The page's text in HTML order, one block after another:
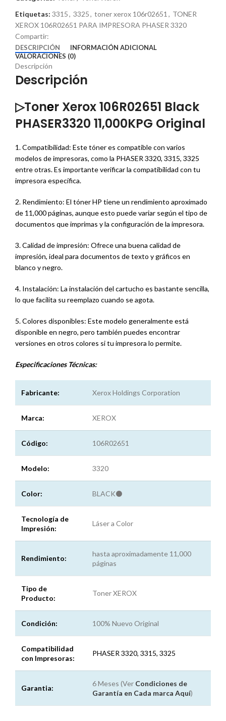
Etiquetas: 3315, 3325, toner xerox 106r02651, TONER
XEROX 106R02651 PARA IMPRESORA PHASER 3320
Compartir:
DESCRIPCIÓN
INFORMACIÓN ADICIONAL
VALORACIONES (0)
Descripción
Descripción
▷Toner Xerox 106R02651 Black
PHASER3320 11,000KPG Original
1. Compatibilidad: Este tóner es compatible con varios
modelos de impresoras, como la PHASER 3320, 3315, 3325
entre otras. Es importante verificar la compatibilidad con tu
impresora específica.
2. Rendimiento: El tóner HP tiene un rendimiento aproximado
de 11,000 páginas, aunque esto puede variar según el tipo de
documentos que imprimas y la configuración de la impresora.
3. Calidad de impresión: Ofrece una buena calidad de
impresión, ideal para documentos de texto y gráficos en
blanco y negro.
4. Instalación: La instalación del cartucho es bastante sencilla,
lo que facilita su reemplazo cuando se agota.
5. Colores disponibles: Este modelo generalmente está
disponible en negro, pero también puedes encontrar
versiones en otros colores si tu impresora lo permite.
Especificaciones Técnicas:
Fabricante: Xerox Holdings Corporation
Marca: XEROX
Código: 106R02651
Modelo: 3320
Color: BLACK⚫
Tecnología de
Impresión:
Láser a Color
Rendimiento:
hasta aproximadamente 11,000
páginas
Tipo de
Producto:
Toner XEROX
Condición: 100% Nuevo Original
Compatibilidad
con Impresoras:
PHASER 3320, 3315, 3325
Garantia:
6 Meses (Ver Condiciones de
Garantía en Cada marca Aquí)